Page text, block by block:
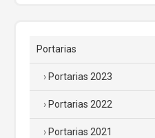
Portarias
Portarias 2023
Portarias 2022
Portarias 2021